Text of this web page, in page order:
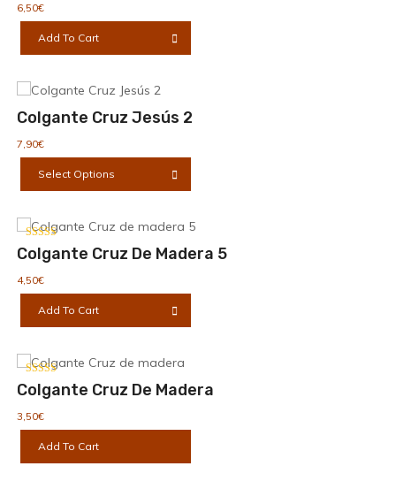
6,50€
Add To Cart
Colgante Cruz Jesús 2
7,90€
Select Options
múltiples
Las
página
Colgante Cruz De Madera 5
Valorado con
5.00
4,50€
Add To Cart
Colgante Cruz De Madera
Valorado con
5.00
3,50€
Add To Cart